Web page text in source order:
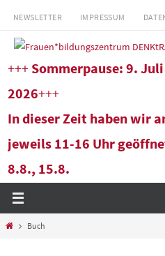
Zum
springen
NEWSLETTER IMPRESSUM
+++ Sommerpause: 9.
2026+++
In dieser Zeit haben wir
jeweils 11-16 Uhr
8.8., 15.8.
StartBuch